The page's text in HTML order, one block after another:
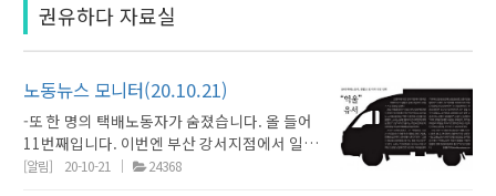
권유하다 자료실
노동뉴스 모니터(20.10.21)
-또 한 명의 택배노동자가 숨졌습니다. 올 들어
11번째입니다. 이번엔 부산 강서지점에서 일하
던 로젠택배 기사가 생활고와 대리점 갑질에 시
[알림] 20-10-21 24368